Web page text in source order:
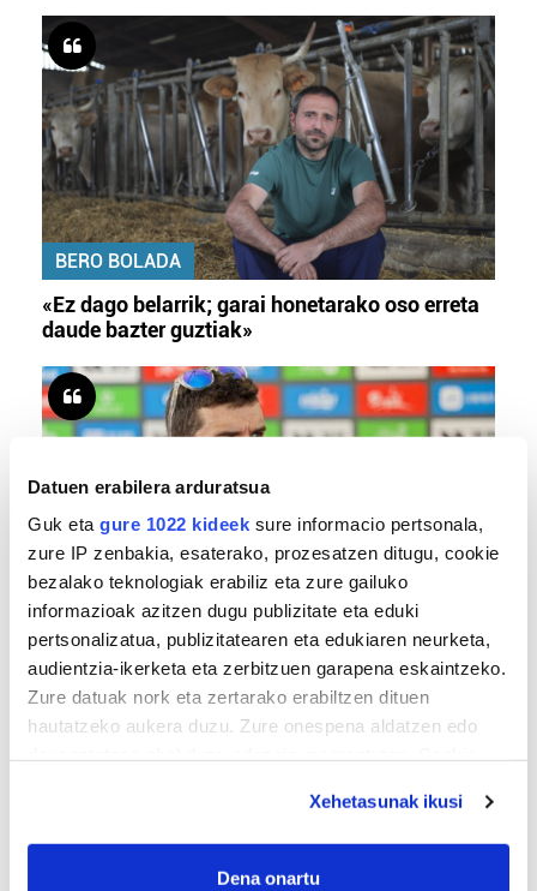
Datuen erabilera arduratsua
Guk eta gure 1022 kideek sure informacio pertsonala,
zure IP zenbakia, esaterako, prozesatzen ditugu, cookie
bezalako teknologiak erabiliz eta zure gailuko
informazioak azitzen dugu publizitate eta eduki
pertsonalizatua, publizitatearen eta edukiaren neurketa,
audientzia-ikerketa eta zerbitzuen garapena eskaintzeko.
Zure datuak nork eta zertarako erabiltzen dituen
hautatzeko aukera duzu. Zure onespena aldatzen edo
If you allow, we would also like to:
Collect information about your geographical
Xehetasunak ikusi
Dena onartu
BERO BOLADA
«Ez dago belarrik; garai honetarako oso erreta
daude bazter guztiak»
TXIRRINDULARITZA
«Entrenatzen duzun bideetan lehiatzeak
gehiago motibatzen zaitu»